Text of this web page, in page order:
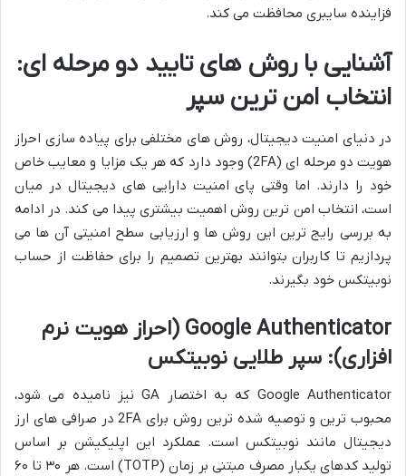
فزاینده سایبری محافظت می کند.
آشنایی با روش های تایید دو مرحله ای:
انتخاب امن ترین سپر
در دنیای امنیت دیجیتال، روش های مختلفی برای پیاده سازی احراز
هویت دو مرحله ای (2FA) وجود دارد که هر یک مزایا و معایب خاص
خود را دارند. اما وقتی پای امنیت دارایی های دیجیتال در میان
است، انتخاب امن ترین روش اهمیت بیشتری پیدا می کند. در ادامه
به بررسی رایج ترین این روش ها و ارزیابی سطح امنیتی آن ها می
پردازیم تا کاربران بتوانند بهترین تصمیم را برای حفاظت از حساب
نوبیتکس خود بگیرند.
Google Authenticator (احراز هویت نرم
افزاری): سپر طلایی نوبیتکس
Google Authenticator که به اختصار GA نیز نامیده می شود،
محبوب ترین و توصیه شده ترین روش برای 2FA در صرافی های ارز
دیجیتال مانند نوبیتکس است. عملکرد این اپلیکیشن بر اساس
تولید کدهای یکبار مصرف مبتنی بر زمان (TOTP) است. هر ۳۰ تا ۶۰